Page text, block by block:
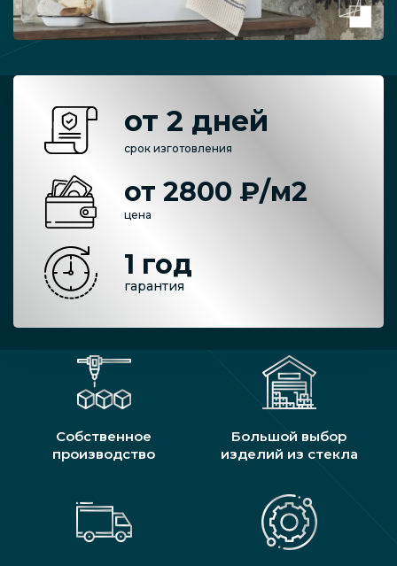
от 2 дней
срок изготовления
от 2800 ₽/м2
цена
1 год
гарантия
Собственное
производство
Большой выбор
изделий из стекла